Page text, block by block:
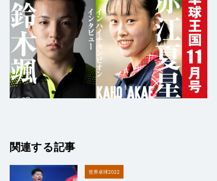
関連する記事
世界卓球2022